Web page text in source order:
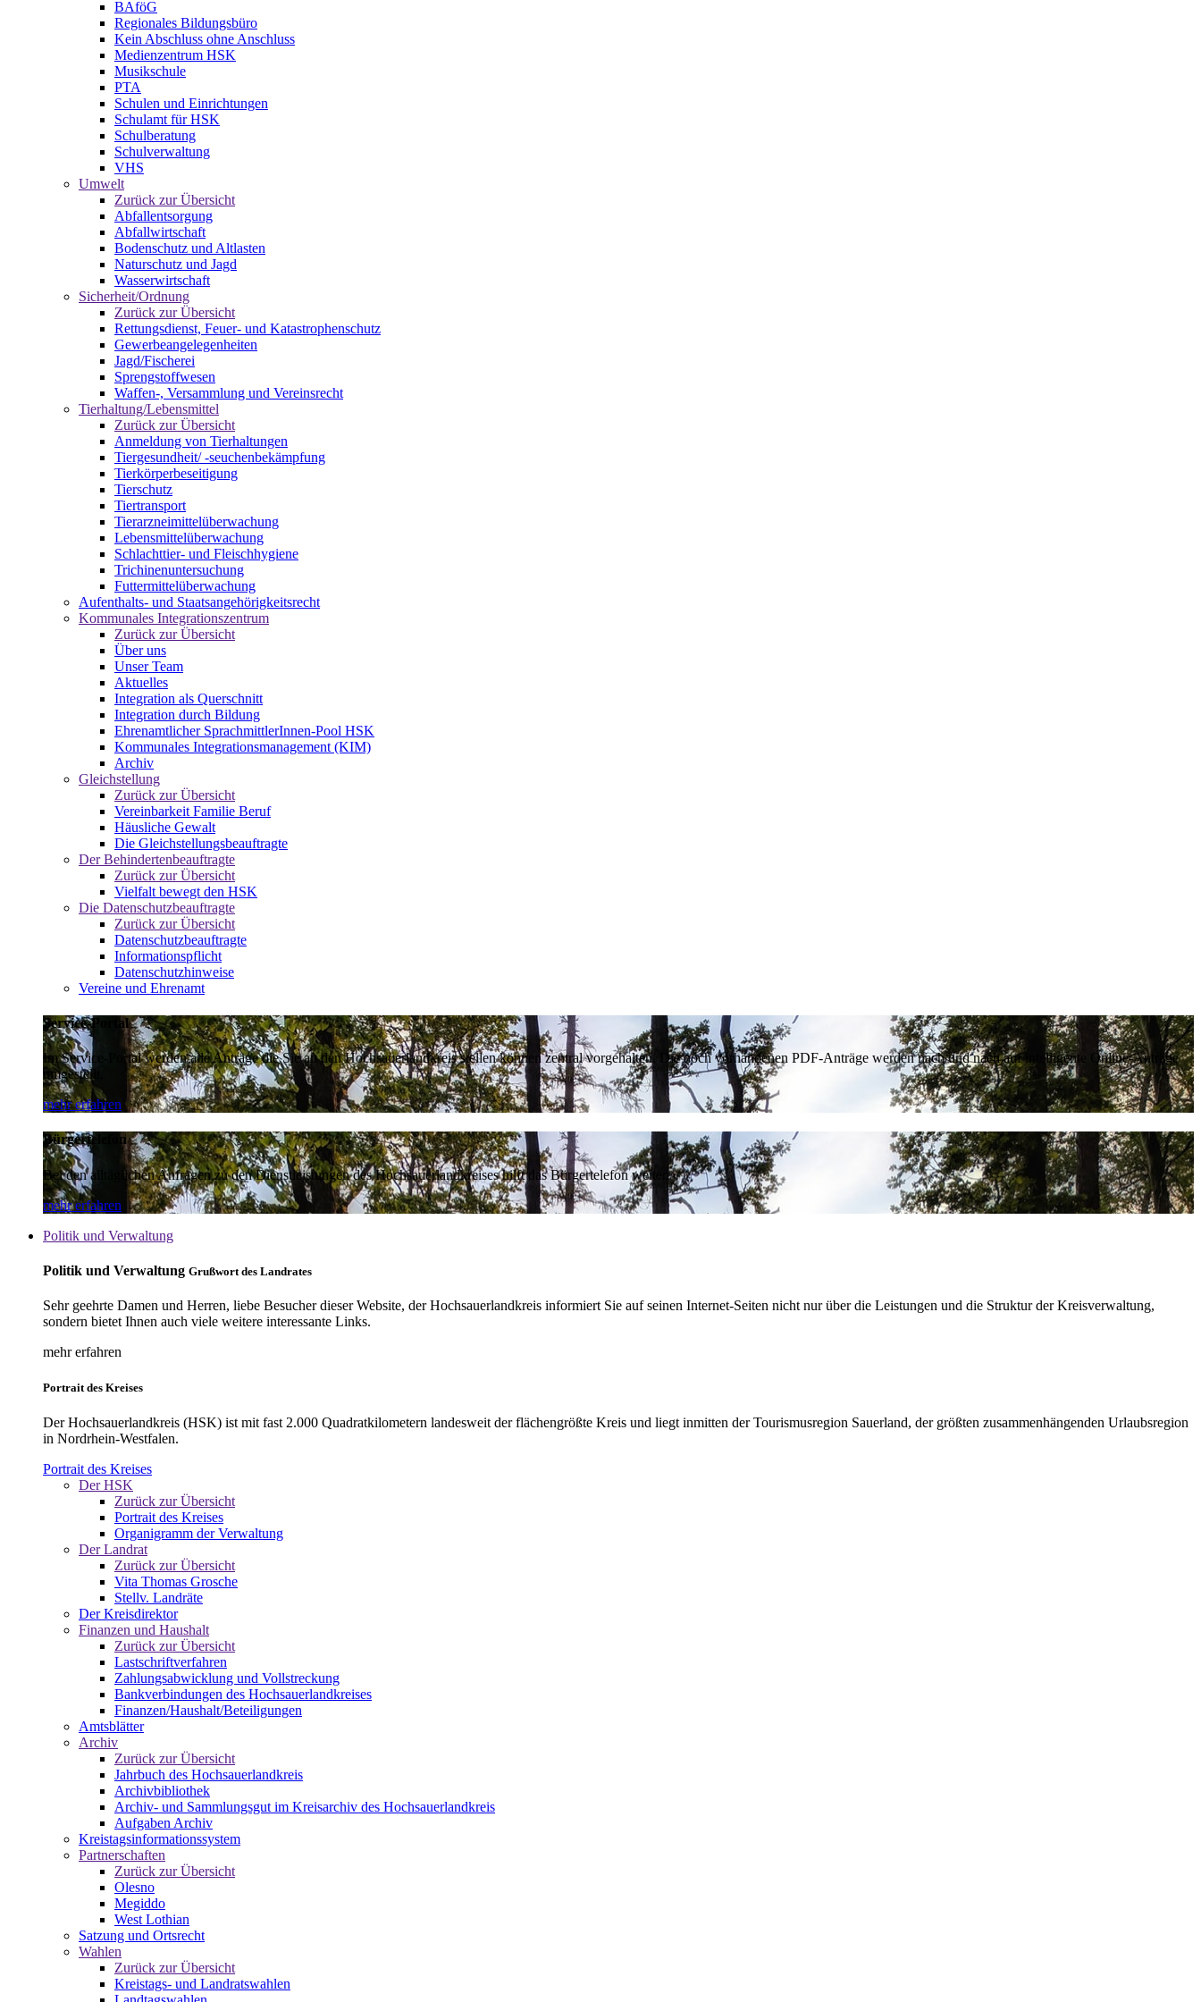
BAföG
Regionales Bildungsbüro
Kein Abschluss ohne Anschluss
Medienzentrum HSK
Musikschule
PTA
Schulen und Einrichtungen
Schulamt für HSK
Schulberatung
Schulverwaltung
VHS
Umwelt
Zurück zur Übersicht
Abfallentsorgung
Abfallwirtschaft
Bodenschutz und Altlasten
Naturschutz und Jagd
Wasserwirtschaft
Sicherheit/Ordnung
Zurück zur Übersicht
Rettungsdienst, Feuer- und Katastrophenschutz
Gewerbeangelegenheiten
Jagd/Fischerei
Sprengstoffwesen
Waffen-, Versammlung und Vereinsrecht
Tierhaltung/Lebensmittel
Zurück zur Übersicht
Anmeldung von Tierhaltungen
Tiergesundheit/ -seuchenbekämpfung
Tierkörperbeseitigung
Tierschutz
Tiertransport
Tierarzneimittelüberwachung
Lebensmittelüberwachung
Schlachttier- und Fleischhygiene
Trichinenuntersuchung
Futtermittelüberwachung
Aufenthalts- und Staatsangehörigkeitsrecht
Kommunales Integrationszentrum
Zurück zur Übersicht
Über uns
Unser Team
Aktuelles
Integration als Querschnitt
Integration durch Bildung
Ehrenamtlicher SprachmittlerInnen-Pool HSK
Kommunales Integrationsmanagement (KIM)
Archiv
Gleichstellung
Zurück zur Übersicht
Vereinbarkeit Familie Beruf
Häusliche Gewalt
Die Gleichstellungsbeauftragte
Der Behindertenbeauftragte
Zurück zur Übersicht
Vielfalt bewegt den HSK
Die Datenschutzbeauftragte
Zurück zur Übersicht
Datenschutzbeauftragte
Informationspflicht
Datenschutzhinweise
Vereine und Ehrenamt
Service-Portal
Im Service-Portal werden alle Anträge die Sie an den Hochsauerlandkreis stellen können zentral vorgehalten. Die noch vorhandenen PDF-Anträge werden nach und nach auf intelligente Online-Anträge
umgestellt.
mehr erfahren
Bürgertelefon
Bei den alltäglichen Anfragen zu den Dienstleistungen des Hochsauerlandkreises hilft das Bürgertelefon weiter.
mehr erfahren
Politik und Verwaltung
Politik und Verwaltung Grußwort des Landrates
Sehr geehrte Damen und Herren, liebe Besucher dieser Website, der Hochsauerlandkreis informiert Sie auf seinen Internet-Seiten nicht nur über die Leistungen und die Struktur der Kreisverwaltung,
sondern bietet Ihnen auch viele weitere interessante Links.
mehr erfahren
Portrait des Kreises
Der Hochsauerlandkreis (HSK) ist mit fast 2.000 Quadratkilometern landesweit der flächengrößte Kreis und liegt inmitten der Tourismusregion Sauerland, der größten zusammenhängenden Urlaubsregion
in Nordrhein-Westfalen.
Portrait des Kreises
Der HSK
Zurück zur Übersicht
Portrait des Kreises
Organigramm der Verwaltung
Der Landrat
Zurück zur Übersicht
Vita Thomas Grosche
Stellv. Landräte
Der Kreisdirektor
Finanzen und Haushalt
Zurück zur Übersicht
Lastschriftverfahren
Zahlungsabwicklung und Vollstreckung
Bankverbindungen des Hochsauerlandkreises
Finanzen/Haushalt/Beteiligungen
Amtsblätter
Archiv
Zurück zur Übersicht
Jahrbuch des Hochsauerlandkreis
Archivbibliothek
Archiv- und Sammlungsgut im Kreisarchiv des Hochsauerlandkreis
Aufgaben Archiv
Kreistagsinformationssystem
Partnerschaften
Zurück zur Übersicht
Olesno
Megiddo
West Lothian
Satzung und Ortsrecht
Wahlen
Zurück zur Übersicht
Kreistags- und Landratswahlen